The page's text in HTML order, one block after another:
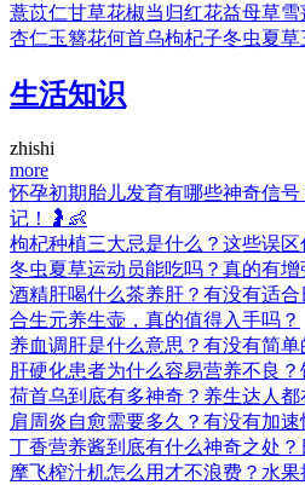
薏苡仁甘草花椒当归红花益母草雪
杏仁玉簪花何首乌枸杞子冬虫夏草
生活知识
zhishi
more
怀孕初期胎儿发育有哪些神奇信号
记！🤰👶
枸杞种植三大忌是什么？这些误区
冬虫夏草运动员能吃吗？真的有增
酒精肝喝什么茶养肝？有没有适
合生元养生壶，真的值得入手吗？
养血调肝是什么意思？有没有简单
肝硬化患者为什么容易营养不良
荷首乌到底有多神奇？养生达人都
肩周炎自愈需要多久？有没有加速
丁香营养酱到底有什么神奇之处？
摩飞榨汁机怎么用才不浪费？水果